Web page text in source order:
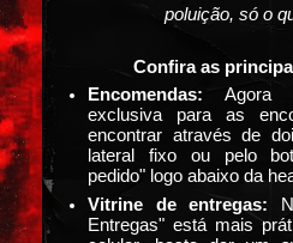
poluição, só o
Confira as
Encomendas: Agora
exclusiva para as
encontrar através de
lateral fixo ou pelo
pedido" logo abaixo da
Vitrine de entregas:
Entregas" está mais